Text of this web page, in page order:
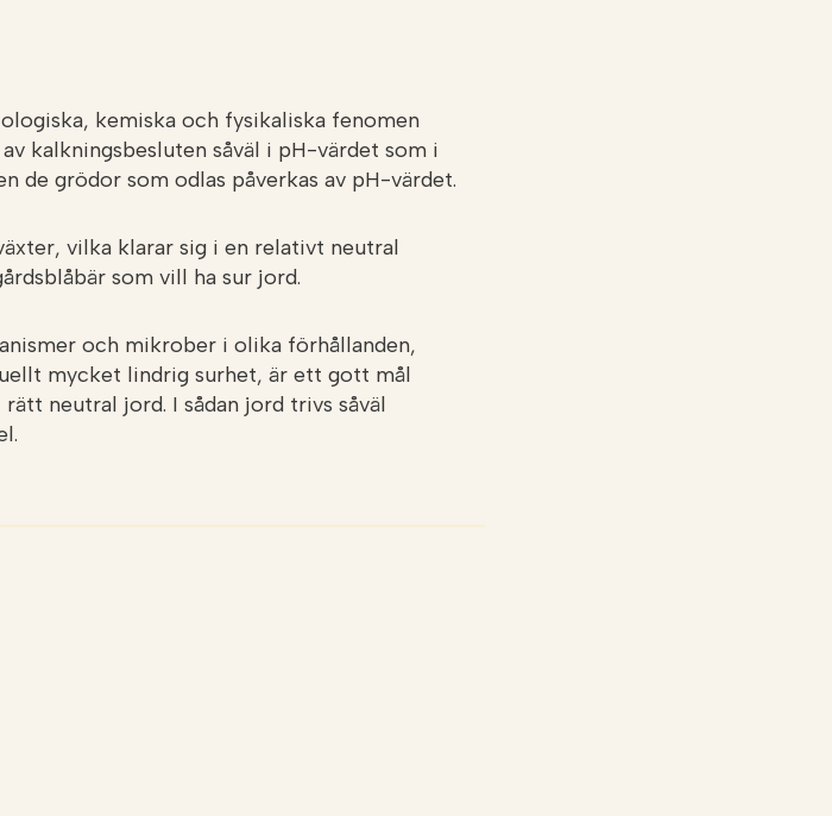
kemiska och fysikaliska fenomen
kalkningsbesluten såväl i pH-värdet som i
grödor som odlas påverkas av pH-värdet.
vilka klarar sig i en relativt neutral
som vill ha sur jord.
och mikrober i olika förhållanden,
mycket lindrig surhet, är ett gott mål
neutral jord. I sådan jord trivs såväl